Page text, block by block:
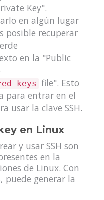
Key".
en algún lugar
posible recuperar
en la "Public
file". Esto
para entrar en el
usar la clave SSH.
en Linux
y usar SSH son
en la
de Linux. Con
puede generar la